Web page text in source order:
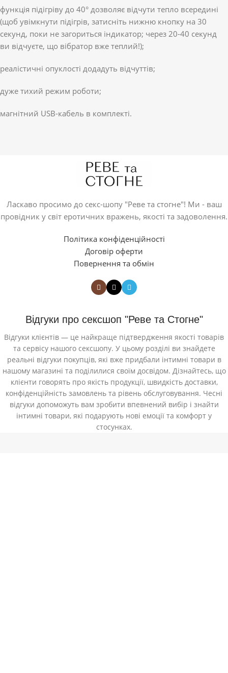
функція підігріву до 40° дозволяє відчути тепло всередині
(щоб увімкнути підігрів, затисніть нижню кнопку на 30
секунд, поки не загориться індикатор; через 20-40 секунд
ви відчуєте, що вібратор вже теплий!);
реалістичні опуклості додадуть відчуттів;
дуже тихий режим роботи;
магнітний USB-кабель в комплекті.
Ласкаво просимо до секс-шопу "Реве та стогне"! Ми - ваш
провідник у світ еротичних вражень, якості та задоволення.
Політика конфіденційності
Договір оферти
Повернення та обмін
Відгуки про сексшоп "Реве та Стогне"
Відгуки клієнтів — це найкраще підтвердження якості товарів
та сервісу нашого сексшопу. У цьому розділі ви знайдете
реальні відгуки покупців, які вже придбали інтимні товари в
нашому магазині та поділилися своїм досвідом. Дізнайтесь, що
клієнти говорять про якість продукції, швидкість доставки,
конфіденційність замовлень та рівень обслуговування. Чесні
відгуки допоможуть вам зробити впевнений вибір і знайти
інтимні товари, які подарують нові емоції та комфорт у
стосунках.